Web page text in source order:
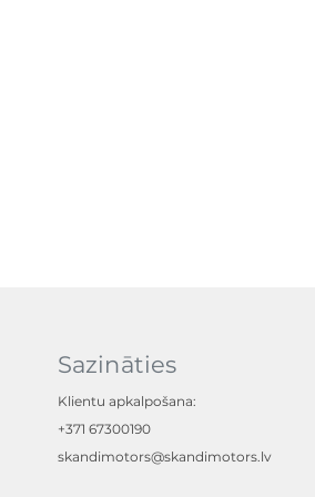
Sazināties
Klientu apkalpošana:
+371 67300190
skandimotors@skandimotors.lv